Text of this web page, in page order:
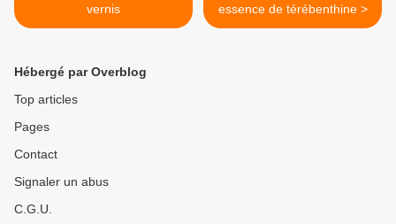
vernis
essence de térébenthine >
Hébergé par Overblog
Top articles
Pages
Contact
Signaler un abus
C.G.U.